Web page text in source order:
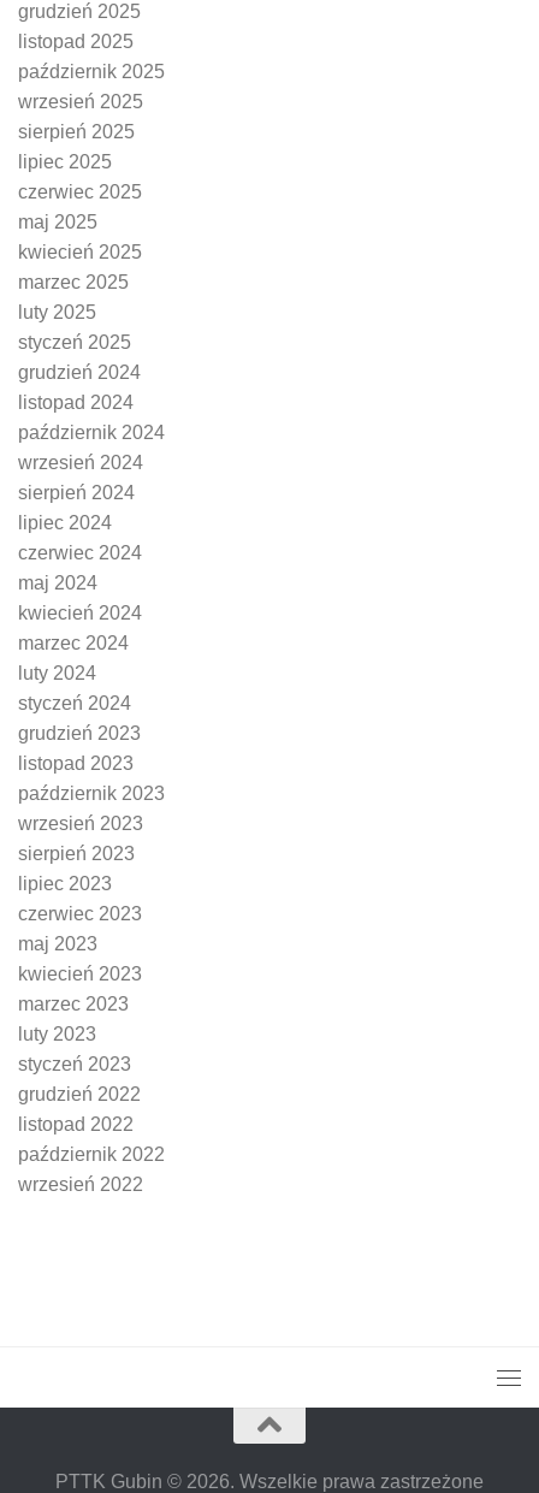
grudzień 2025
listopad 2025
październik 2025
wrzesień 2025
sierpień 2025
lipiec 2025
czerwiec 2025
maj 2025
kwiecień 2025
marzec 2025
luty 2025
styczeń 2025
grudzień 2024
listopad 2024
październik 2024
wrzesień 2024
sierpień 2024
lipiec 2024
czerwiec 2024
maj 2024
kwiecień 2024
marzec 2024
luty 2024
styczeń 2024
grudzień 2023
listopad 2023
październik 2023
wrzesień 2023
sierpień 2023
lipiec 2023
czerwiec 2023
maj 2023
kwiecień 2023
marzec 2023
luty 2023
styczeń 2023
grudzień 2022
listopad 2022
październik 2022
wrzesień 2022
PTTK Gubin © 2026. Wszelkie prawa zastrzeżone